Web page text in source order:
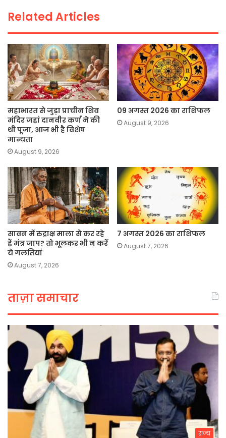
k
Related Articles
महाभारत से जुड़ा प्राचीन शिव
मंदिर जहां दानवीर कर्ण ने की
थी पूजा, आज भी है विशेष
मान्यता
August 9, 2026
09 अगस्त 2026 का राशिफल
August 9, 2026
सावन में रुद्राक्ष माला से कर रहे
हैं मंत्र जाप? तो भूलकर भी न करें
ये गलतियां
August 7, 2026
7 अगस्त 2026 का राशिफल
August 7, 2026
ताज़ा समाचार
राज्य